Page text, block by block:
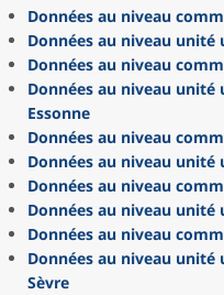
Données au niveau
Données au niveau
Données au niveau
Données au niveau unité
Essonne
Données au niveau
Données au niveau unité
Données au niveau
Données au niveau unité
Données au niveau
Données au niveau unité
Sèvre